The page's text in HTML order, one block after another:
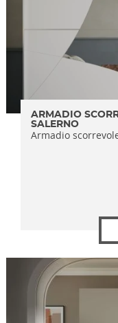
ARMADIO
SALERNO
Armadio